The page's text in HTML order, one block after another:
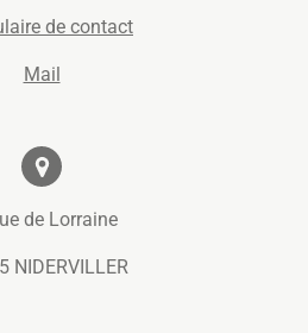
m
de contact
Mail
de Lorraine
NIDERVILLER